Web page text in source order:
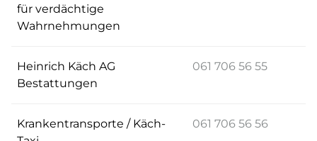
für verdächtige
Wahrnehmungen
Heinrich Käch AG
Bestattungen
061 706 56 55
Krankentransporte / Käch-
061 706 56 56